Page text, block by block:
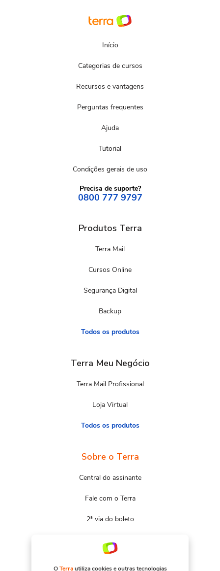
Início
Categorias de cursos
Recursos e vantagens
Perguntas frequentes
Ajuda
Tutorial
Condições gerais de uso
Precisa de suporte?
0800 777 9797
Produtos Terra
Terra Mail
Cursos Online
Segurança Digital
Backup
Todos os produtos
Terra Meu Negócio
Terra Mail Profissional
Loja Virtual
Todos os produtos
Sobre o Terra
Central do assinante
Fale com o Terra
2ª via do boleto
OTerrautiliza cookies e outras tecnologias